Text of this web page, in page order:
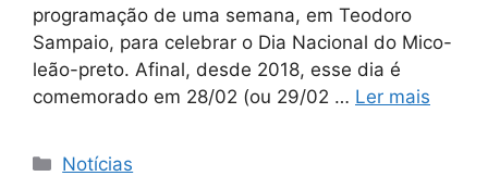
programação de uma semana, em Teodoro
Sampaio, para celebrar o Dia Nacional do Mico-
leão-preto. Afinal, desde 2018, esse dia é
comemorado em 28/02 (ou 29/02 … Ler mais
Notícias